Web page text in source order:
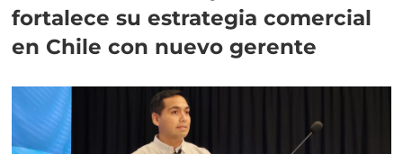
fortalece su estrategia comercial
en Chile con nuevo gerente